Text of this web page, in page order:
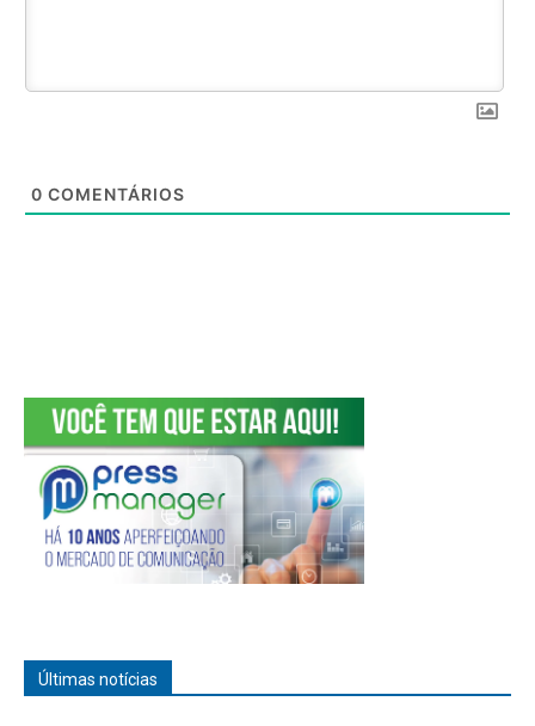
0 COMENTÁRIOS
Últimas notícias